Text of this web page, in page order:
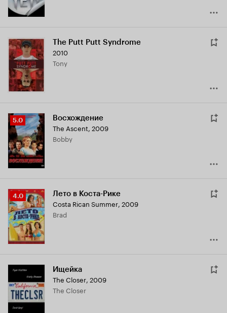
The Putt Putt Syndrome
2010
Tony
Рейтинг
Кинопоиска
5.0
5.0 Восхождение
The Ascent, 2009
Bobby
Рейтинг
Кинопоиска
4.0
4.0 Лето в Коста-Рике
Costa Rican Summer, 2009
Brad
Ищейка
The Closer, 2009
The Closer